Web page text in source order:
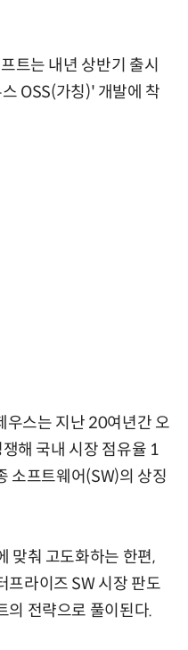
트는 내년 상반기 출시
OSS(가칭)' 개발에 착
우스는 지난 20여년간 오
해 국내 시장 점유율 1
소프트웨어(SW)의 상징
맞춰 고도화하는 한편,
프라이즈 SW 시장 판도
의 전략으로 풀이된다.